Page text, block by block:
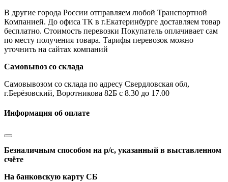
В другие города России отправляем любой Транспортной
Компанией. До офиса ТК в г.Екатеринбурге доставляем товар
бесплатно. Стоимость перевозки Покупатель оплачивает сам
по месту получения товара. Тарифы перевозок можно
уточнить на сайтах компаний
Самовывоз со склада
Самовывозом со склада по адресу Свердловская обл,
г.Берёзовский, Воротникова 82Б с 8.30 до 17.00
Информация об оплате
Безналичным способом на р/с, указанный в выставленном
счёте
На банковскую карту СБ